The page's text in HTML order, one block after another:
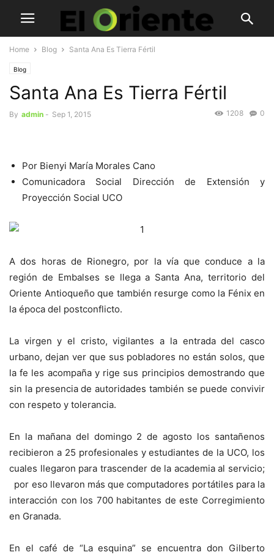
Home Blog Santa Ana Es Tierra Fértil
Blog
Santa Ana Es Tierra Fértil
By admin - Sep 1, 2015 0
1208
Por Bienyi María Morales Cano
Comunicadora Social Dirección de Extensión y
Proyección Social UCO
A dos horas de Rionegro, por la vía que conduce a la
región de Embalses se llega a Santa Ana, territorio del
Oriente Antioqueño que también resurge como la Fénix en
la época del postconflicto.
La virgen y el cristo, vigilantes a la entrada del casco
urbano, dejan ver que sus pobladores no están solos, que
la fe les acompaña y rige sus principios demostrando que
sin la presencia de autoridades también se puede convivir
con respeto y tolerancia.
En la mañana del domingo 2 de agosto los santañenos
recibieron a 25 profesionales y estudiantes de la UCO, los
cuales llegaron para trascender de la academia al servicio;
por eso llevaron más que computadores portátiles para la
interacción con los 700 habitantes de este Corregimiento
en Granada.
En el café de “La esquina” se encuentra don Gilberto